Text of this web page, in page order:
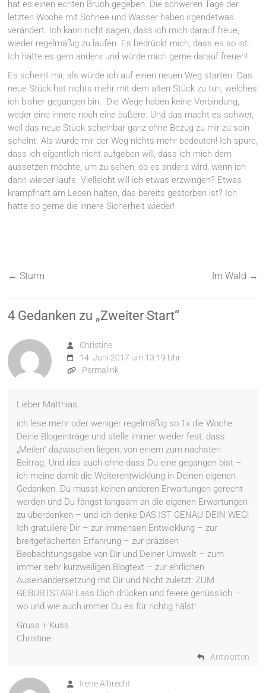
hat es einen echten Bruch gegeben. Die schweren Tage der
letzten Woche mit Schnee und Wasser haben irgendetwas
verändert. Ich kann nicht sagen, dass ich mich darauf freue,
wieder regelmäßig zu laufen. Es bedrückt mich, dass es so ist.
Ich hätte es gern anders und würde mich gerne darauf freuen!
Es scheint mir, als würde ich auf einen neuen Weg starten. Das
neue Stück hat nichts mehr mit dem alten Stück zu tun, welches
ich bisher gegangen bin. Die Wege haben keine Verbindung,
weder eine innere noch eine äußere. Und das macht es schwer,
weil das neue Stück scheinbar ganz ohne Bezug zu mir zu sein
scheint. Als würde mir der Weg nichts mehr bedeuten! Ich spüre,
dass ich eigentlich nicht aufgeben will, dass ich mich dem
aussetzen möchte, um zu sehen, ob es anders wird, wenn ich
dann wieder laufe. Vielleicht will ich etwas erzwingen? Etwas
krampfhaft am Leben halten, das bereits gestorben ist? Ich
hätte so gerne die innere Sicherheit wieder!
← Sturm Im Wald →
4 Gedanken zu „Zweiter Start“
Christine
14. Juni 2017 um 13:19 Uhr
Permalink
Lieber Matthias,
ich lese mehr oder weniger regelmäßig so 1x die Woche
Deine Blogeinträge und stelle immer wieder fest, dass
„Meilen“ dazwischen liegen, von einem zum nächsten
Beitrag. Und das auch ohne dass Du eine gegangen bist –
ich meine damit die Weiterentwicklung in Deinen eigenen
Gedanken. Du musst keinen anderen Erwartungen gerecht
werden und Du fängst langsam an die eigenen Erwartungen
zu überdenken – und ich denke DAS IST GENAU DEIN WEG!
Ich gratuliere Dir – zur immensen Entwicklung – zur
breitgefächerten Erfahrung – zur präzisen
Beobachtungsgabe von Dir und Deiner Umwelt – zum
immer sehr kurzweiligen Blogtext – zur ehrlichen
Auseinandersetzung mit Dir und Nicht zuletzt: ZUM
GEBURTSTAG! Lass Dich drücken und feiere genüsslich –
wo und wie auch immer Du es für richtig hälst!
Gruss + Kuss
Christine
Antworten
Irene Albrecht